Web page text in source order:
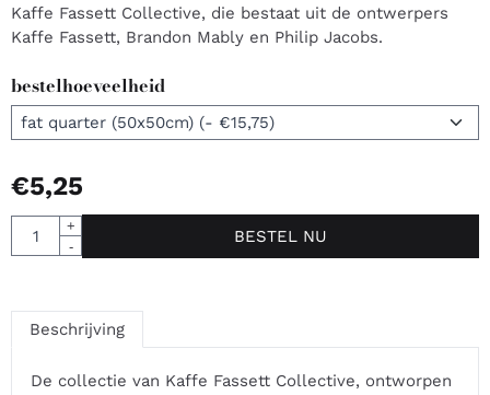
Kaffe Fassett Collective, die bestaat uit de ontwerpers
Kaffe Fassett, Brandon Mably en Philip Jacobs.
bestelhoeveelheid
€5,25
Aantal
+
-
BESTEL NU
Beschrijving
De collectie van Kaffe Fassett Collective, ontworpen